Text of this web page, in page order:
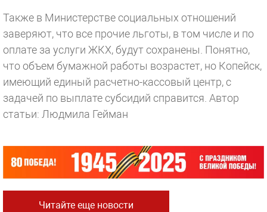
Также в Министерстве социальных отношений
заверяют, что все прочие льготы, в том числе и по
оплате за услуги ЖКХ, будут сохранены. Понятно,
что объем бумажной работы возрастет, но Копейск,
имеющий единый расчетно-кассовый центр, с
задачей по выплате субсидий справится. Автор
статьи: Людмила Гейман
Читайте еще новости